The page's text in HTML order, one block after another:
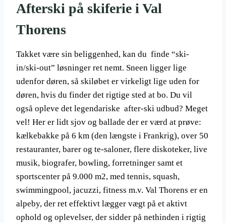
Afterski på skiferie i Val
Thorens
Takket være sin beliggenhed, kan du finde “ski-
in/ski-out” løsninger ret nemt. Sneen ligger lige
udenfor døren, så skiløbet er virkeligt lige uden for
døren, hvis du finder det rigtige sted at bo. Du vil
også opleve det legendariske after-ski udbud? Meget
vel! Her er lidt sjov og ballade der er værd at prøve:
kælkebakke på 6 km (den længste i Frankrig), over 50
restauranter, barer og te-saloner, flere diskoteker, live
musik, biografer, bowling, forretninger samt et
sportscenter på 9.000 m2, med tennis, squash,
swimmingpool, jacuzzi, fitness m.v. Val Thorens er en
alpeby, der ret effektivt lægger vægt på et aktivt
ophold og oplevelser, der sidder på nethinden i rigtig